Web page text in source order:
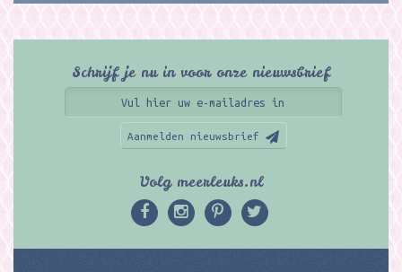
Schrijf je nu in voor onze nieuwsbrief
Aanmelden nieuwsbrief
Volg meerleuks.nl